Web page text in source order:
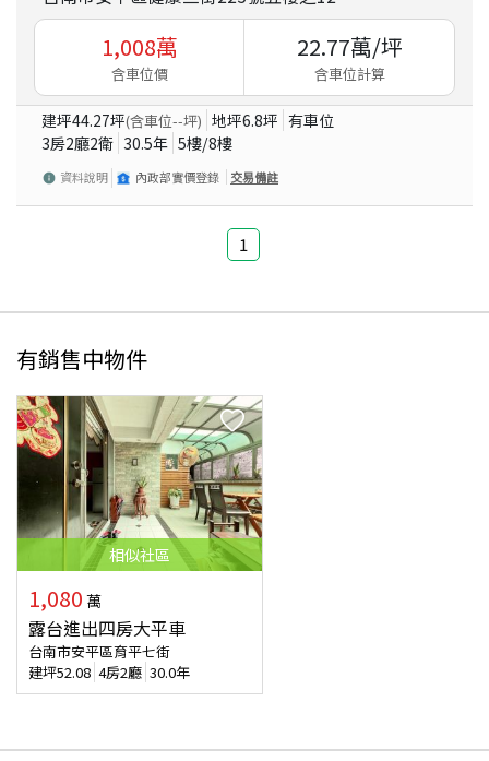
1,008萬
含車位價
22.77萬/坪
含車位計算
建坪44.27坪(含車位--坪) 地坪6.8坪 有車位
3房2廳2衛 30.5年 5樓/8樓
資料說明 內政部實價登錄 交易備註
1
有銷售中物件
相似社區
1,080 萬
露台進出四房大平車
台南市安平區育平七街
建坪52.08 4房2廳 30.0年